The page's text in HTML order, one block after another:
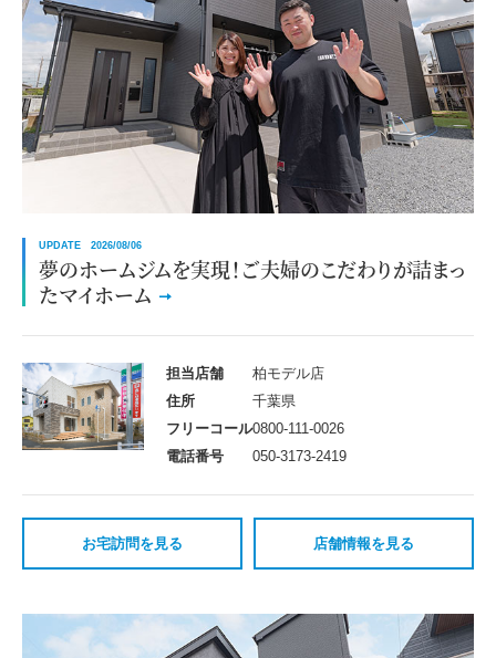
UPDATE 2026/08/06
夢のホームジムを実現！ご夫婦のこだわりが詰まっ
たマイホーム
担当店舗
柏モデル店
住所
千葉県
フリーコール0800-111-0026
電話番号
050-3173-2419
お宅訪問を見る 店舗情報を見る